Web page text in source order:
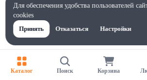
Характеристики
Ширина, мм
Каталог Поиск Корзина
Для обеспечения удобства пользователей
cookies
Принять
Отказаться Настройки